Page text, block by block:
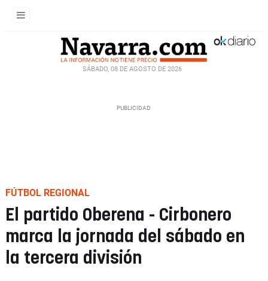
SÁBADO, 08 DE AGOSTO DE 2026
FÚTBOL REGIONAL
El partido Oberena - Cirbonero
marca la jornada del sábado en
la tercera división